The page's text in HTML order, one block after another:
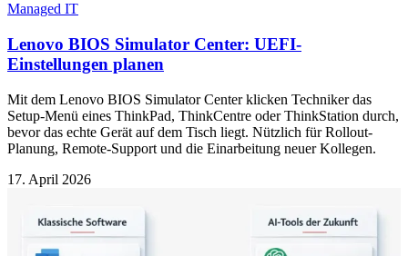
Managed IT
Lenovo BIOS Simulator Center: UEFI-
Einstellungen planen
Mit dem Lenovo BIOS Simulator Center klicken Techniker das
Setup-Menü eines ThinkPad, ThinkCentre oder ThinkStation durch,
bevor das echte Gerät auf dem Tisch liegt. Nützlich für Rollout-
Planung, Remote-Support und die Einarbeitung neuer Kollegen.
17. April 2026